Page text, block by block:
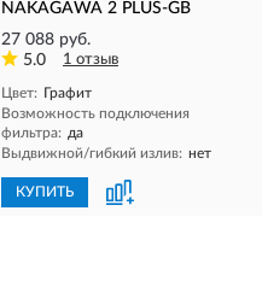
NAKAGAWA 2 PLUS-GB
27 088 руб.
5.0
1 отзыв
Цвет: Графит
Возможность подключения
фильтра: да
Выдвижной/гибкий излив: нет
КУПИТЬ